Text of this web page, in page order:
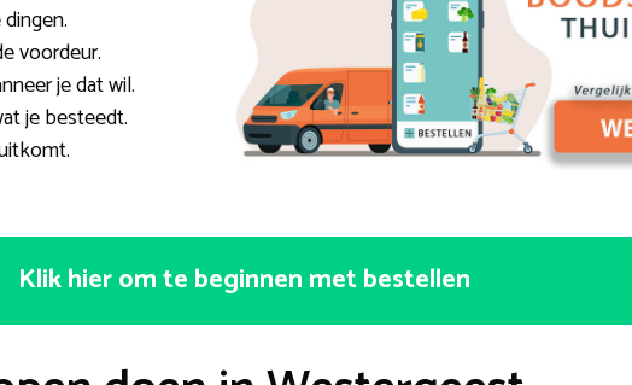
voordeur.
je dat wil.
je besteedt.
Klik hier om te beginnen met bestellen